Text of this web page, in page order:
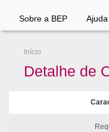
Sobre a BEP Ajuda
Início
Detalhe de